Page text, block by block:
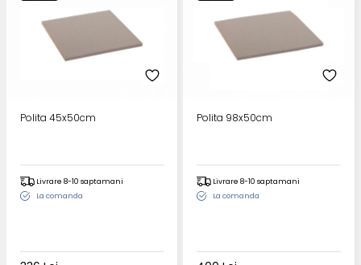
Polita 45x50cm
Livrare 8-10 saptamani
La comanda
Polita 98x50cm
Livrare 8-10 saptamani
La comanda